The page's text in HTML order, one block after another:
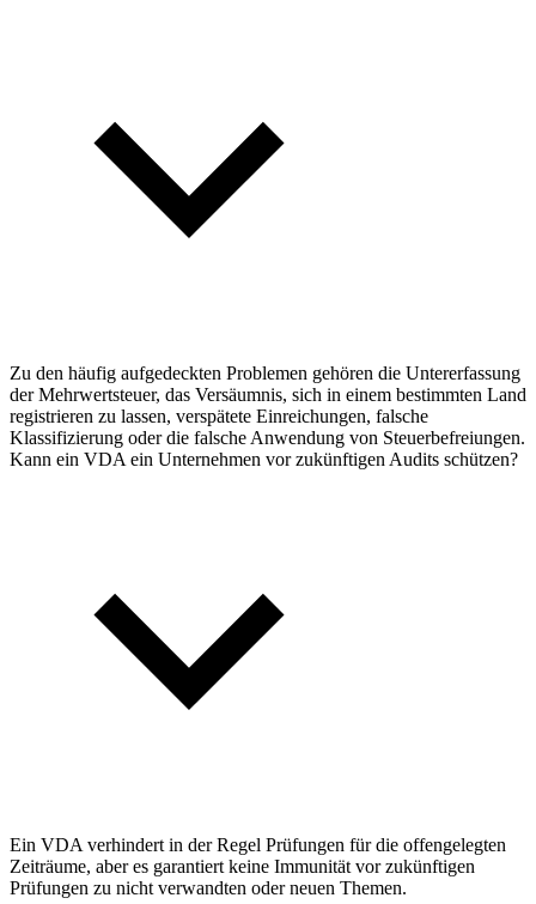
Zu den häufig aufgedeckten Problemen gehören die Untererfassung
der Mehrwertsteuer, das Versäumnis, sich in einem bestimmten Land
registrieren zu lassen, verspätete Einreichungen, falsche
Klassifizierung oder die falsche Anwendung von Steuerbefreiungen.
Kann ein VDA ein Unternehmen vor zukünftigen Audits schützen?
Ein VDA verhindert in der Regel Prüfungen für die offengelegten
Zeiträume, aber es garantiert keine Immunität vor zukünftigen
Prüfungen zu nicht verwandten oder neuen Themen.